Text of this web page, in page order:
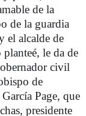
de la
de la guardia
el alcalde de
le da de
civil
de
Page, que
presidente